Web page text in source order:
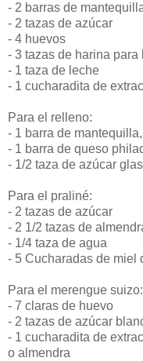
- 2 barras de
- 2 tazas de azúcar
- 4 huevos
- 3 tazas de harina para
- 1 taza de leche
- 1 cucharadita de
Para el relleno:
- 1 barra de
- 1 barra de queso
- 1/2 taza de azúcar
Para el praliné:
- 2 tazas de azúcar
- 2 1/2 tazas de
- 1/4 taza de agua
- 5 Cucharadas de miel
Para el merengue suizo:
- 7 claras de huevo
- 2 tazas de azúcar
- 1 cucharadita de
o almendra